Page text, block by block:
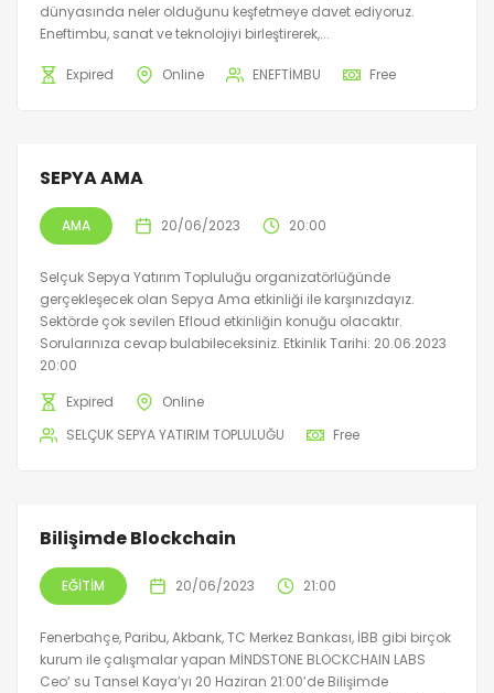
dünyasında neler olduğunu keşfetmeye davet ediyoruz.
Eneftimbu, sanat ve teknolojiyi birleştirerek,...
Expired Online ENEFTİMBU Free
SEPYA AMA
AMA 20/06/2023 20:00
Selçuk Sepya Yatırım Topluluğu organizatörlüğünde
gerçekleşecek olan Sepya Ama etkinliği ile karşınızdayız.
Sektörde çok sevilen Efloud etkinliğin konuğu olacaktır.
Sorularınıza cevap bulabileceksiniz. Etkinlik Tarihi: 20.06.2023
20:00
Expired
Online
SELÇUK SEPYA YATIRIM TOPLULUĞU
Free
Bilişimde Blockchain
EĞITIM 20/06/2023 21:00
Fenerbahçe, Paribu, Akbank, TC Merkez Bankası, İBB gibi birçok
kurum ile çalışmalar yapan MİNDSTONE BLOCKCHAIN LABS
Ceo’ su Tansel Kaya’yı 20 Haziran 21:00’de Bilişimde